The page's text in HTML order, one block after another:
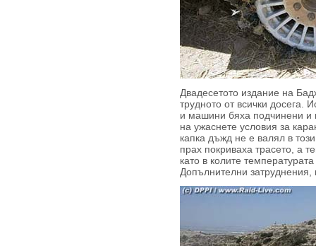
Двадесетото издание на
трудното от всички досега.
и машини бяха подчинени и
на ужаснете условия за
капка дъжд не е валял в
прах покриваха трасето, а
като в колите
Допълнителни